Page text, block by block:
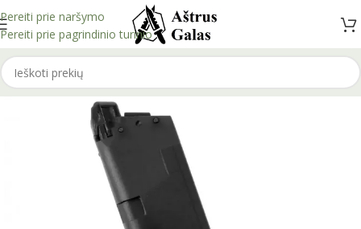
Pereiti prie naršymo
Pereiti prie pagrindinio turinio